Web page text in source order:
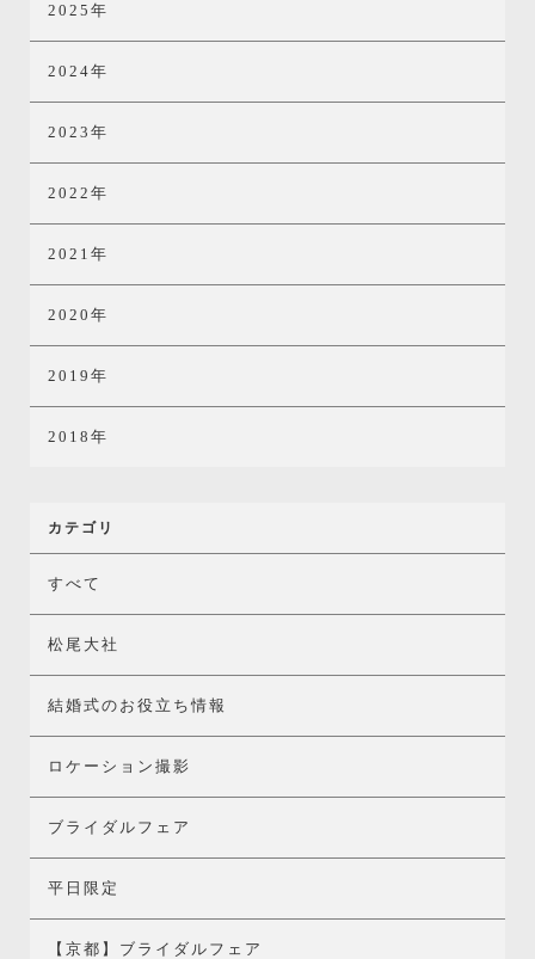
2025年
2024年
2023年
2022年
2021年
2020年
2019年
2018年
カテゴリ
すべて
松尾大社
結婚式のお役立ち情報
ロケーション撮影
ブライダルフェア
平日限定
【京都】ブライダルフェア